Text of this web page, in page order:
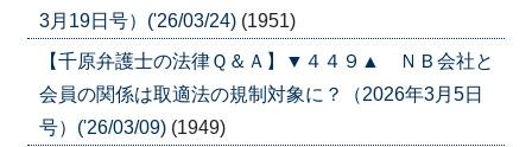
3月19日号）('26/03/24) (1951)
【千原弁護士の法律Ｑ＆Ａ】▼４４９▲ ＮＢ会社と
会員の関係は取適法の規制対象に？（2026年3月5日
号）('26/03/09) (1949)